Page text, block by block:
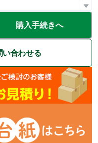
購入手続きへ
い合わせる